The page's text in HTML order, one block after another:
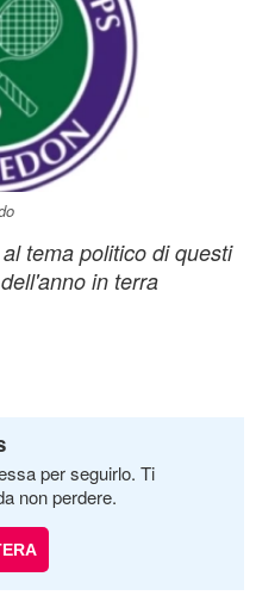
tema politico di questi
in terra
per seguirlo. Ti
non perdere.